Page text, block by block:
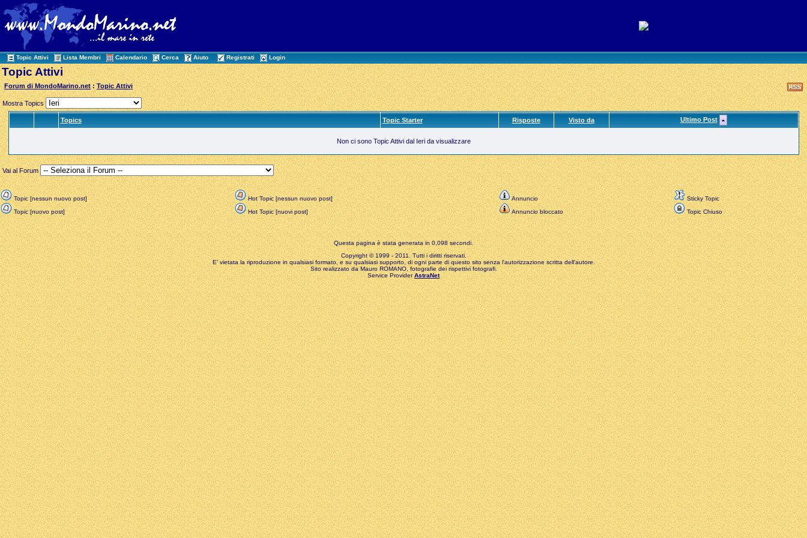
Topic Attivi Lista Membri Calendario Cerca Aiuto Registrati Login
Topic Attivi
Forum di MondoMarino.net :Topic Attivi
Mostra Topics
Topics Topic Starter Risposte Visto da Ultimo Post
Non ci sono Topic Attivi dal Ieri da visualizzare
Vai al Forum
Topic [nessun nuovo post] Hot Topic [nessun nuovo post] Annuncio
Sticky Topic
Topic [nuovo post]
Hot Topic [nuovi post] Annuncio bloccato Topic Chiuso
Questa pagina è stata generata in 0,098 secondi.
Copyright © 1999 - 2011. Tutti i diritti riservati.
E' vietata la riproduzione in qualsiasi formato, e su qualsiasi supporto, di ogni parte di questo sito senza l'autorizzazione scritta dell'autore.
Sito realizzato da Mauro ROMANO, fotografie dei rispettivi fotografi.
Service ProviderAstraNet